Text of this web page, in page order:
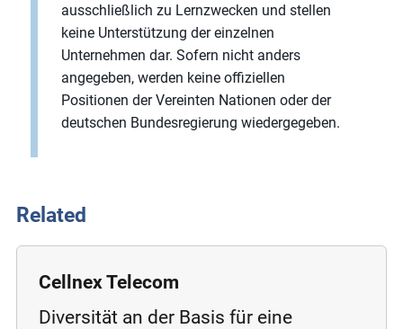
ausschließlich zu Lernzwecken und stellen
keine Unterstützung der einzelnen
Unternehmen dar. Sofern nicht anders
angegeben, werden keine offiziellen
Positionen der Vereinten Nationen oder der
deutschen Bundesregierung wiedergegeben.
Related
Cellnex Telecom
Diversität an der Basis für eine